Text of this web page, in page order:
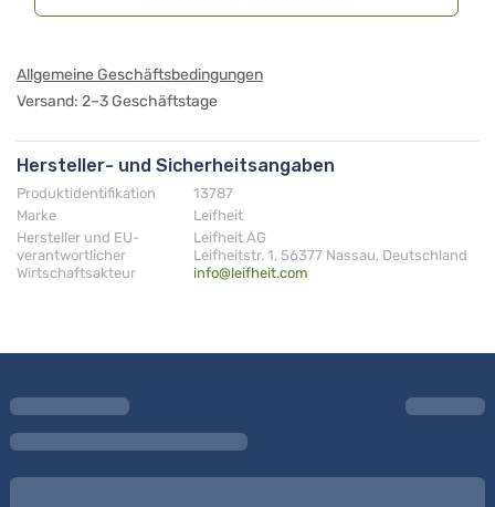
Allgemeine Geschäftsbedingungen
Versand: 2–3 Geschäftstage
Hersteller- und Sicherheitsangaben
Produktidentifikation
13787
Marke
Leifheit
Hersteller und EU-
verantwortlicher
Wirtschaftsakteur
Leifheit AG
Leifheitstr. 1, 56377 Nassau, Deutschland
info@leifheit.com